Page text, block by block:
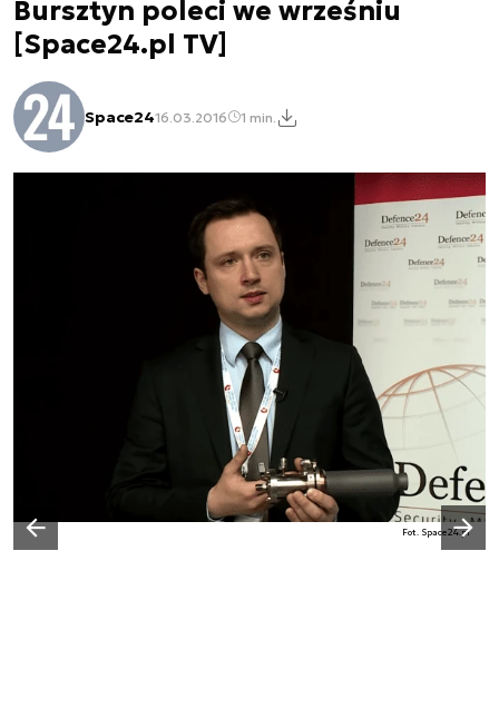
Bursztyn poleci we wrześniu
[Space24.pl TV]
Space2416.03.2016 1 min.
Fot. Space24.pl
Poprzedni slajd
Następny slajd